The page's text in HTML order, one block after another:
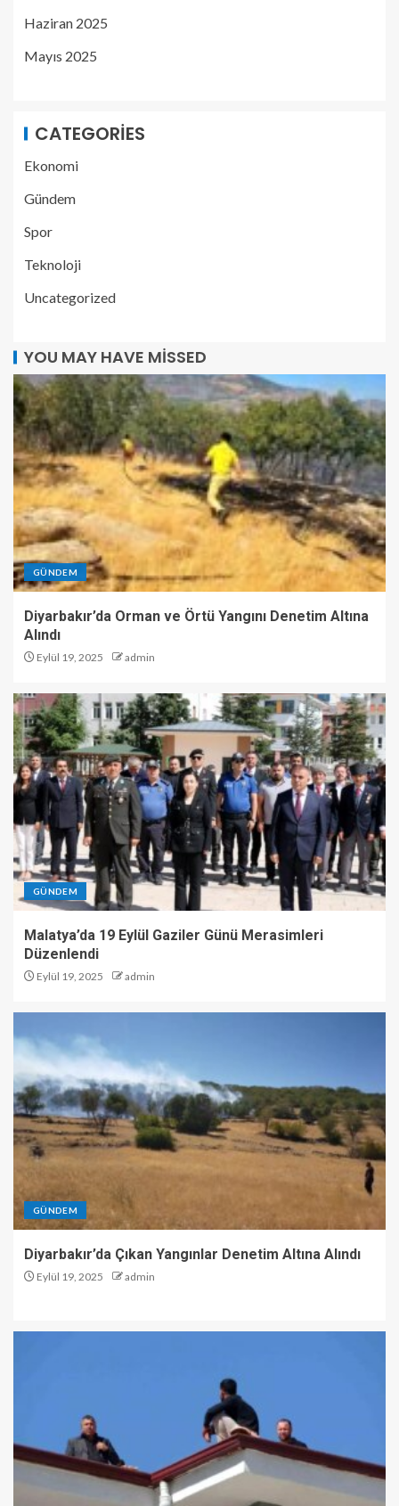
Haziran 2025
Mayıs 2025
CATEGORIES
Ekonomi
Gündem
Spor
Teknoloji
Uncategorized
YOU MAY HAVE MISSED
GÜNDEM
Diyarbakır’da Orman ve Örtü Yangını Denetim Altına
Alındı
Eylül 19, 2025 admin
GÜNDEM
Malatya’da 19 Eylül Gaziler Günü Merasimleri
Düzenlendi
Eylül 19, 2025 admin
GÜNDEM
Diyarbakır’da Çıkan Yangınlar Denetim Altına Alındı
Eylül 19, 2025 admin